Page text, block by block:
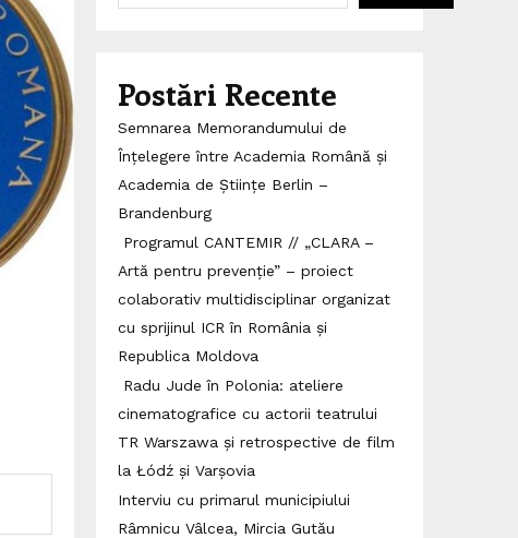
Postări Recente
Semnarea Memorandumului de
Înțelegere între Academia Română și
Academia de Științe Berlin –
Brandenburg
Programul CANTEMIR // „CLARA –
Artă pentru prevenție” – proiect
colaborativ multidisciplinar organizat
cu sprijinul ICR în România și
Republica Moldova
Radu Jude în Polonia: ateliere
cinematografice cu actorii teatrului
TR Warszawa și retrospective de film
la Łódź și Varșovia
Interviu cu primarul municipiului
Râmnicu Vâlcea, Mircia Gutău